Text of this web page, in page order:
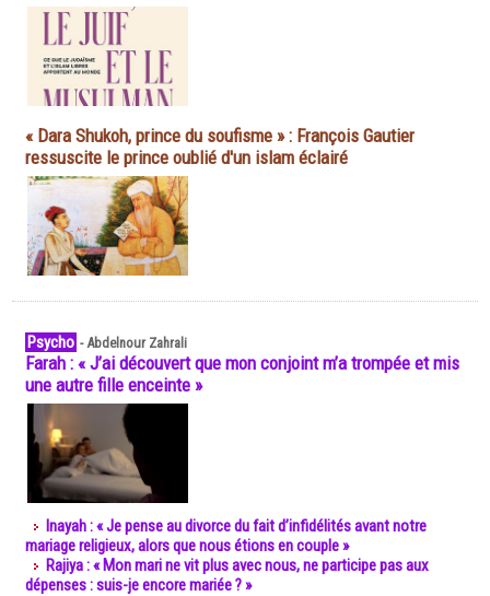
« Dara Shukoh, prince du soufisme » : François Gautier
ressuscite le prince oublié d'un islam éclairé
Psycho -Abdelnour Zahrali
Farah : « J’ai découvert que mon conjoint m’a trompée et mis
une autre fille enceinte »
Inayah : « Je pense au divorce du fait d’infidélités avant notre
mariage religieux, alors que nous étions en couple »
Rajiya : « Mon mari ne vit plus avec nous, ne participe pas aux
dépenses : suis-je encore mariée ? »